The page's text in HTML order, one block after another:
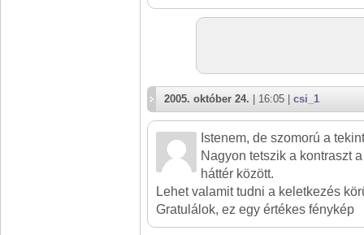
2005. október 24. | 16:05 | csi_1
Istenem, de szomorú a
Nagyon tetszik a kontraszt
háttér között.
Lehet valamit tudni a keletkezés
Gratulálok, ez egy értékes fénykép